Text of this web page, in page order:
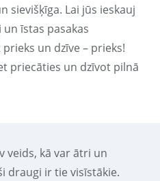
sievišķīga. Lai jūs ieskauj
īstas pasakas
un dzīve – prieks!
priecāties un dzīvot pilnā
veids, kā var ātri un
draugi ir tie visīstākie.